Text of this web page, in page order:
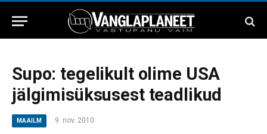
Supo: tegelikult olime USA
jälgimisüksusest teadlikud
MAAILM 9. nov. 2010